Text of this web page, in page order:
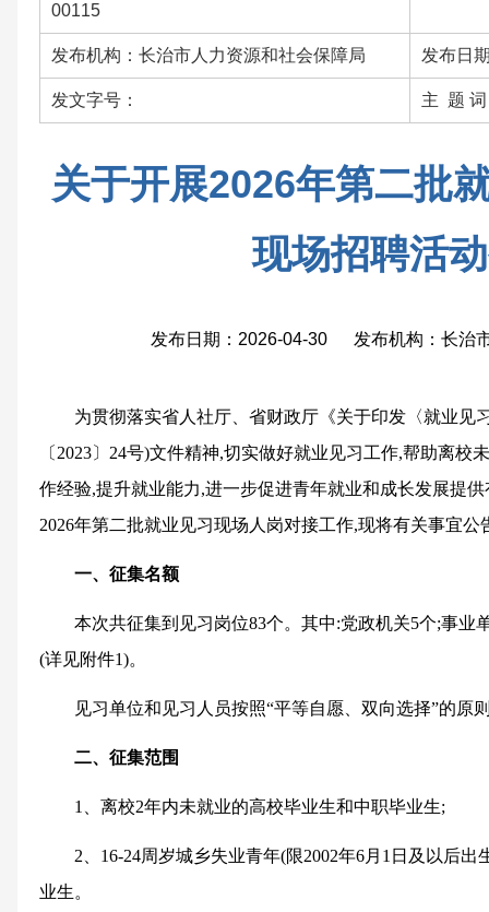
00115
发布机构：长治市人力资源和社会保障局 发布日
发文字号： 主 题 词
关于开展2026年第二批
现场招聘活
发布日期：2026-04-30 发布机构：长治
为贯彻落实省人社厅、省财政厅《关于印发〈就业见
〔2023〕24号)文件精神,切实做好就业见习工作,帮助离校
作经验,提升就业能力,进一步促进青年就业和成长发展提
2026年第二批就业见习现场人岗对接工作,现将有关事宜公
一、征集名额
本次共征集到见习岗位83个。其中:党政机关5个;事业
(详见附件1)。
见习单位和见习人员按照“平等自愿、双向选择”的原
二、征集范围
1、离校2年内未就业的高校毕业生和中职毕业生;
2、16-24周岁城乡失业青年(限2002年6月1日及以后
业生。